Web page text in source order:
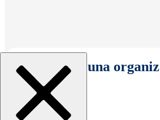
Seleccionar una